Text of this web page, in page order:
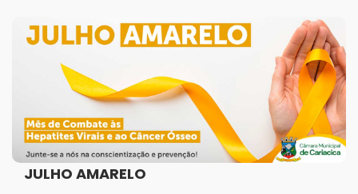
JULHO AMARELO